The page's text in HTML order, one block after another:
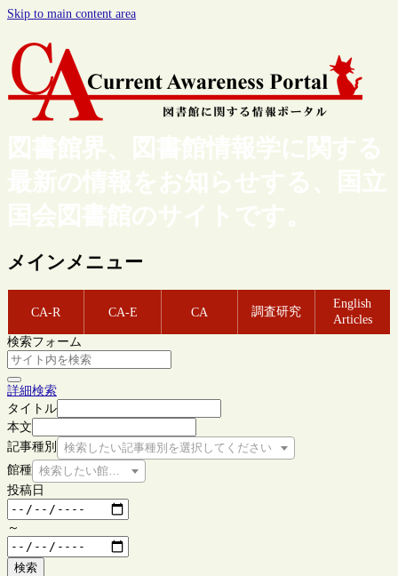
Skip to main content area
図書館界、図書館情報学に関する
最新の情報をお知らせする、国立
国会図書館のサイトです。
メインメニュー
CA-R CA-E CA 調査研究
English
Articles
検索フォーム
詳細検索
タイトル
本文
記事種別
検索したい記事種別を選択してください
館種 検索したい館種を選択してください
投稿日
～
検索